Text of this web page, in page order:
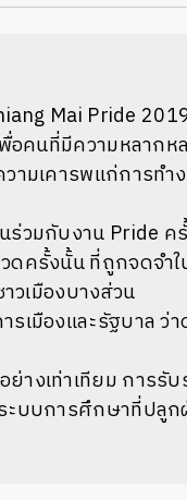
Mai Pride
อคนที่มีความหลากห
มเคารพแก่การทำ
วมกับงาน Pride ค
รั้งนั้น ที่ถูกจดจำใน
วเมืองบางส่วน
เมืองและรัฐบาล ว่
างเท่าเทียม การรั
ะบบการศึกษาที่ปลู